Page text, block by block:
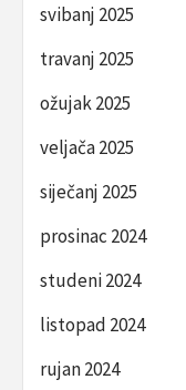
svibanj 2025
travanj 2025
ožujak 2025
veljača 2025
siječanj 2025
prosinac 2024
studeni 2024
listopad 2024
rujan 2024